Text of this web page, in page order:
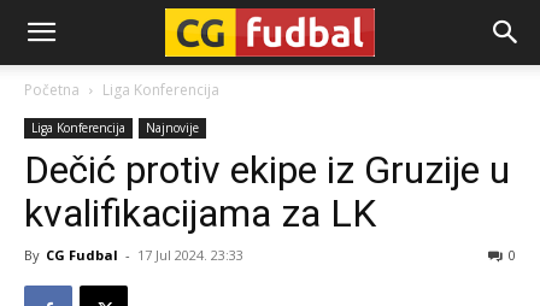
CG-
Fudbal
Početna Liga Konferencija
Liga Konferencija Najnovije
Dečić protiv ekipe iz Gruzije u
kvalifikacijama za LK
By CG Fudbal - 17 Jul 2024. 23:33 0